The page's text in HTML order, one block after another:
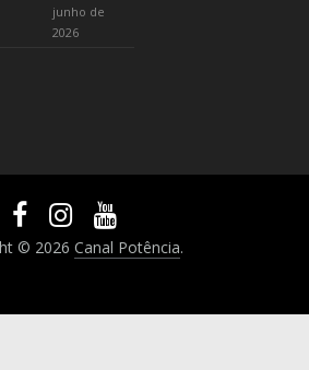
junho de
2026
© 2026 Canal Potência.